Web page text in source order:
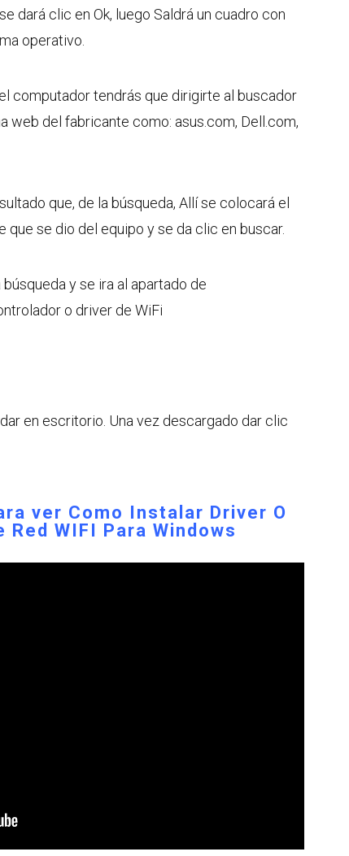
dará clic en Ok, luego Saldrá un cuadro con
operativo.
computador tendrás que dirigirte al buscador
web del fabricante como: asus.com, Dell.com,
que, de la búsqueda, Allí se colocará el
se dio del equipo y se da clic en buscar.
y se ira al apartado de
o driver de WiFi
en escritorio. Una vez descargado dar clic
ver Como Instalar Driver O
Red WIFI Para Windows